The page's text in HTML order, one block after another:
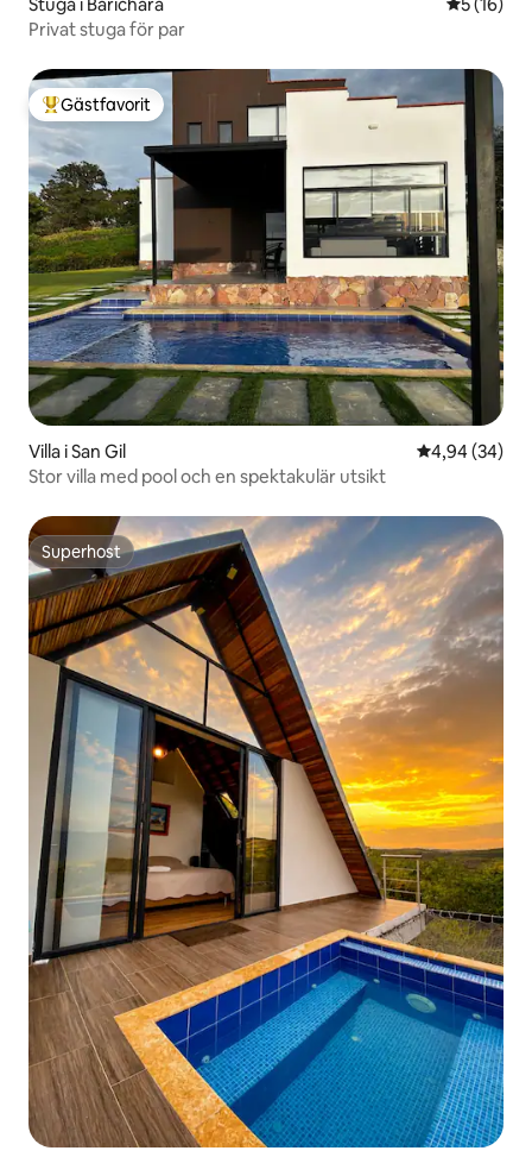
Privat stuga för par
Populär gästfavorit
Gästfavorit
Villa i San Gil 4,94 av 5 i
4,94 (34)
Stor villa med pool och en spektakulär utsikt
Superhost
Superhost